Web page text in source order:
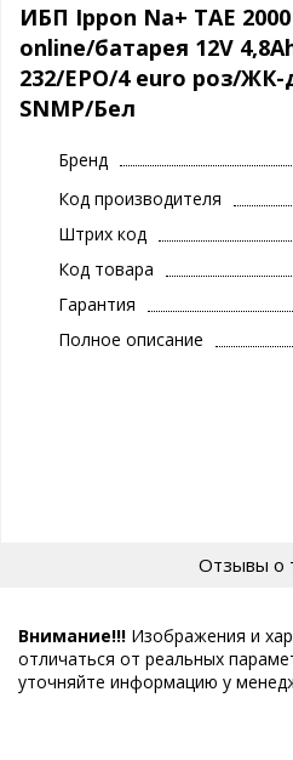
ИБП Ippon Na+ TAE
online/батарея 12V
232/EPO/4 euro роз/
SNMP/Бел
Бренд
Код производителя
Штрих код
Код товара
Гарантия
Полное описание
Отзывы о
Внимание!!! Изображения и
отличаться от реальных
уточняйте информацию у